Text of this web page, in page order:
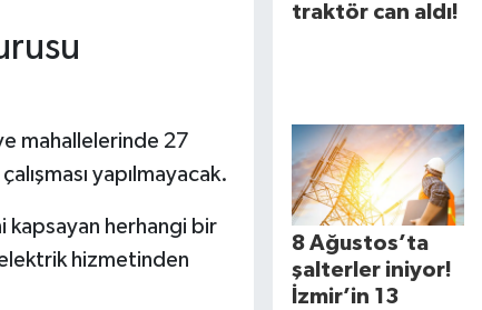
mahallelerinde 27
yapılmayacak.
kapsayan herhangi bir
hizmetinden
traktör can aldı!
8 Ağustos’ta
şalterler iniyor!
İzmir’in 13